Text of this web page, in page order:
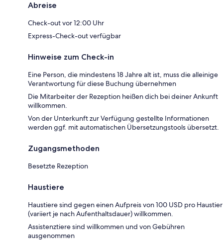
Abreise
Check-out vor 12:00 Uhr
Express-Check-out verfügbar
Hinweise zum Check-in
Eine Person, die mindestens 18 Jahre alt ist, muss die alleinige
Verantwortung für diese Buchung übernehmen
Die Mitarbeiter der Rezeption heißen dich bei deiner Ankunft
willkommen.
Von der Unterkunft zur Verfügung gestellte Informationen
werden ggf. mit automatischen Übersetzungstools übersetzt.
Zugangsmethoden
Besetzte Rezeption
Haustiere
Haustiere sind gegen einen Aufpreis von 100 USD pro Haustier
(variiert je nach Aufenthaltsdauer) willkommen.
Assistenztiere sind willkommen und von Gebühren
ausgenommen